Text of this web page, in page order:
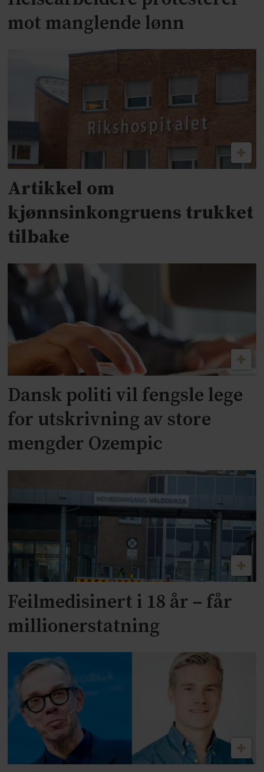
mot manglende lønn
Artikkel om
kjønnsinkongruens trukket
tilbake
Dansk politi vil fengsle lege
for utskrivning av store
mengder Ozempic
Feilmedisinert i 18 år – får
millionerstatning